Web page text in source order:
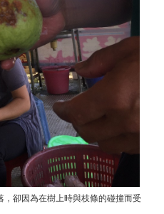
卻因為在樹上時與枝條的碰撞而受